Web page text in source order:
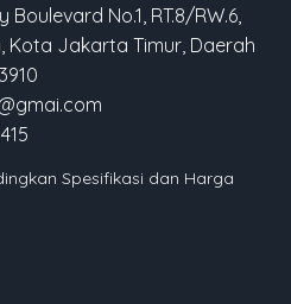
No.1, RT.8/RW.6,
Kota Jakarta Timur, Daerah
Spesifikasi dan Harga